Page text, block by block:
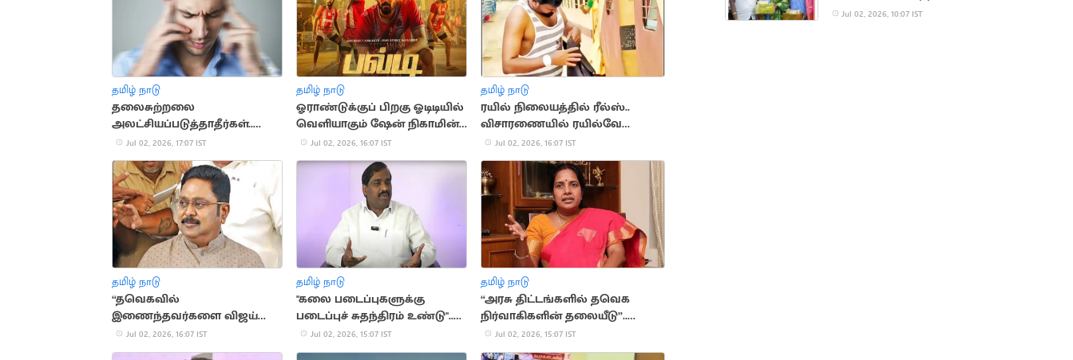
தமிழ் நாடு
தலைசுற்றலை
அலட்சியப்படுத்தாதீர்கள்..
உடனே மருத்துவரை அணுக
வேண்டும்
Jul 02, 2026, 17:07 IST
தமிழ் நாடு
ஓராண்டுக்குப் பிறகு ஓடிடியில்
வெளியாகும் ஷேன் நிகாமின்
'பல்டி’
Jul 02, 2026, 16:07 IST
தமிழ் நாடு
ரயில் நிலையத்தில் ரீல்ஸ்..
விசாரணையில் ரயில்வே
போலீசார்
Jul 02, 2026, 16:07 IST
தமிழ் நாடு
“தவெகவில்
இணைந்தவர்களை விஜய்
நடுத்தெருவில் நிறுத்துவார்”..
டிடிவி தினகரன்
Jul 02, 2026, 16:07 IST
தமிழ் நாடு
"கலை படைப்புகளுக்கு
படைப்புச் சுதந்திரம் உண்டு"..
தவாக வேல்முருகன்
Jul 02, 2026, 15:07 IST
தமிழ் நாடு
“அரசு திட்டங்களில் தவெக
நிர்வாகிகளின் தலையீடு”..
வானதி சீனிவாசன்
Jul 02, 2026, 15:07 IST
ஓட்டுநர்
Jul 02, 2026, 10:07 IST